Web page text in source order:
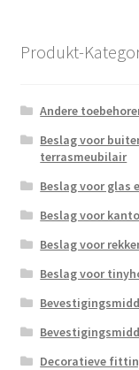
Produkt-
Andere
Beslag voor
terrasmeubilair
Beslag voor glas
Beslag voor
Beslag voor
Beslag voor
Decoratieve